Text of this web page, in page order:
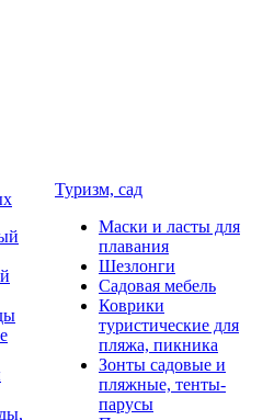
Туризм, сад
Маски и ласты для
плавания
Шезлонги
Садовая мебель
Коврики
туристические для
пляжа, пикника
Зонты садовые и
пляжные, тенты-
парусы